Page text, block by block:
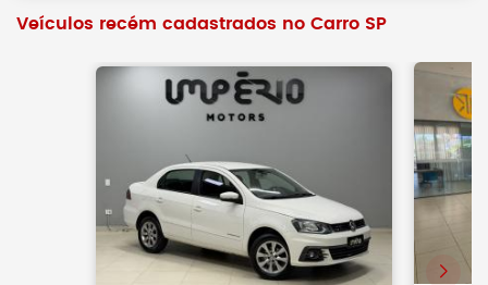
Veículos recém cadastrados no Carro SP